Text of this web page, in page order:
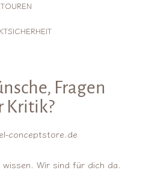
Fragen
Kritik?
conceptstore.de
Wir sind für dich da.